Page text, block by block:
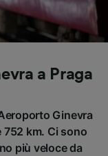
a Praga
Ginevra
752 km. Ci sono
più veloce da
precisi.
del
prestazioni